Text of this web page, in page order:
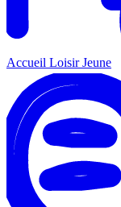
Accueil Loisir Jeune